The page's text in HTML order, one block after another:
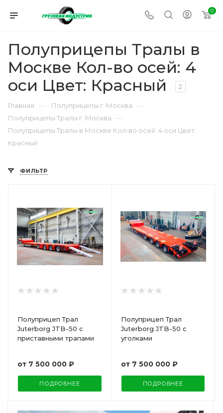
0
Полуприцепы Тралы в
Москве Кол-во осей: 4
оси Цвет: Красный
2
Главная — Полуприцепы г. Москва —
Полуприцепы Тралы г. Москва —
Полуприцепы Тралы в Москве Кол-во осей: 4 оси Цвет:
Красный
ФИЛЬТР
Полуприцеп Трал
Juterborg JTB-50 с
приставными трапами
от 7 500 000 ₽
ПОДРОБНЕЕ
Полуприцеп Трал
Juterborg JTB-50 с
уголками
от 7 500 000 ₽
ПОДРОБНЕЕ